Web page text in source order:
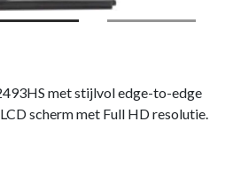
met stijlvol edge-to-edge
scherm met Full HD resolutie.